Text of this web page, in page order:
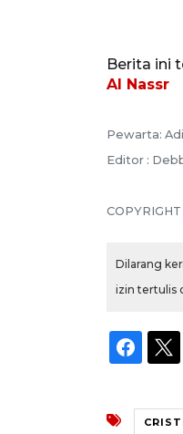
Berita ini
Al Nassr
Pewarta:
Editor :
Dilarang
izin tertulis